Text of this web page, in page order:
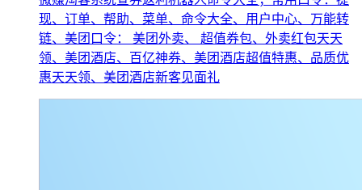
现、订单、帮助、菜单、命令大全、用户中心、万能转
链、美团口令： 美团外卖、 超值券包、外卖红包天天
领、美团酒店、百亿神券、美团酒店超值特惠、品质优
惠天天领、美团酒店新客见面礼